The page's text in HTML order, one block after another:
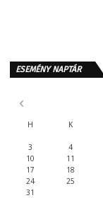
ESEMÉNY NAPTÁR
H K
3
4
10
11
17
18
24
25
31